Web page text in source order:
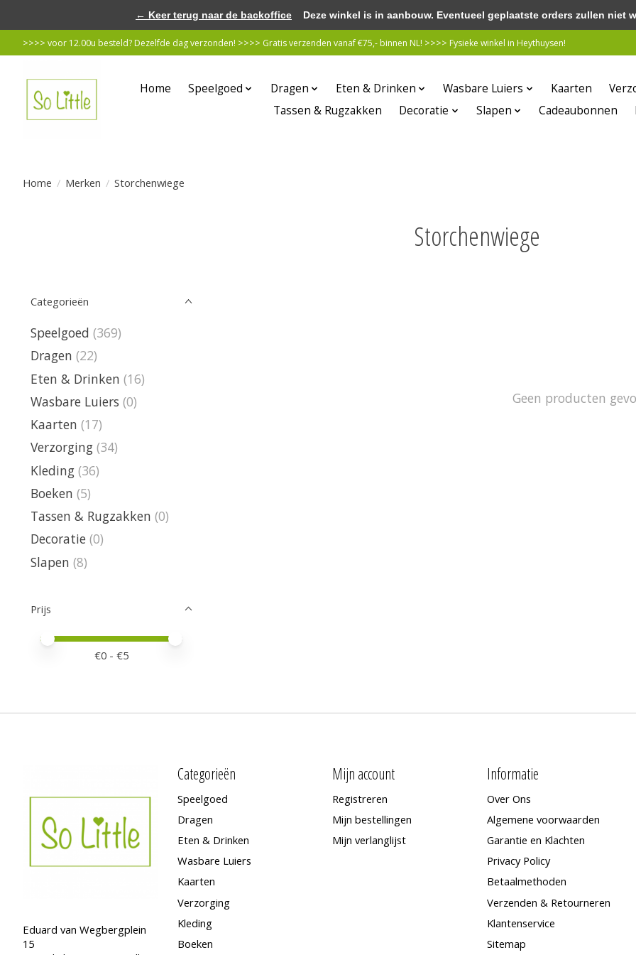
>>>> voor 12.00u besteld? Dezelfde dag verzonden! >>>> Gratis verzenden vanaf €75,- binnen NL! >>>> Fysieke winkel in Heythuysen!
Home Speelgoed Dragen Eten & Drinken Wasbare Luiers Kaarten
Tassen & Rugzakken
Decoratie Slapen Cadeaubonnen
Home / Merken / Storchenwiege
Storchenwiege
Categorieën
Speelgoed (369)
Dragen (22)
Eten & Drinken (16)
Wasbare Luiers (0)
Kaarten (17)
Verzorging (34)
Kleding (36)
Boeken (5)
Tassen & Rugzakken (0)
Decoratie (0)
Slapen (8)
Prijs
Minimale prijswaarde
Price maximum value
€0 - €5
Geen producten
Eduard van Wegbergplein
15
Categorieën
Speelgoed
Dragen
Eten & Drinken
Wasbare Luiers
Kaarten
Verzorging
Kleding
Boeken
Mijn account
Registreren
Mijn bestellingen
Mijn verlanglijst
Informatie
Over Ons
Algemene voorwaarden
Garantie en Klachten
Privacy Policy
Betaalmethoden
Verzenden & Retourneren
Klantenservice
Sitemap
← Keer terug naar de backoffice Deze winkel is in aanbouw. Eventueel geplaatste orders zullen niet